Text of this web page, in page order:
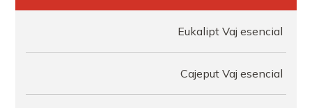
Eukalipt Vaj esencial
Cajeput Vaj esencial